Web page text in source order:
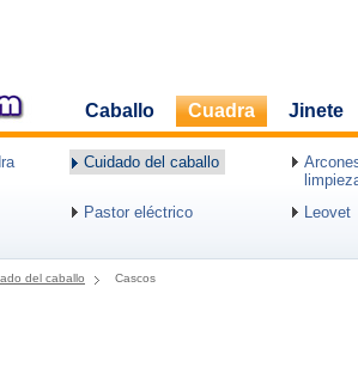
Caballo Cuadra Jinete
Cuidado del caballo
Pastor eléctrico
Leovet
del caballo Cascos